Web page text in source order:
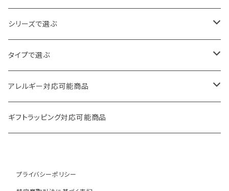
ゴールド
シルバー
クリア
その他
シリーズで選ぶ
パール・ビーズ
天然石・スワロフスキー
フラワー・ハート
月・星
タイプで選ぶ
ロング
ボリューム
華奢
アレルギー対応可能商品
ピアス
ギフトラッピング対応可能商品
プライバシーポリシー